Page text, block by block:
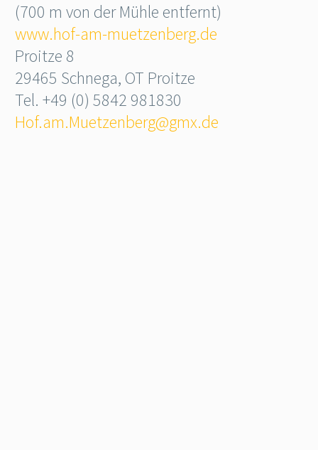
(700 m von der Mühle entfernt)
www.hof-am-muetzenberg.de
Proitze 8
29465 Schnega, OT Proitze
Tel. +49 (0) 5842 981830
Hof.am.Muetzenberg@gmx.de